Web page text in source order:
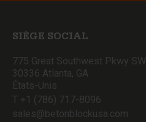
SIÈGE SOCIAL
775 Great Southwest Pkwy SW
30336 Atlanta, GA
États-Unis
T +1 (786) 717-8096
sales@betonblockusa.com